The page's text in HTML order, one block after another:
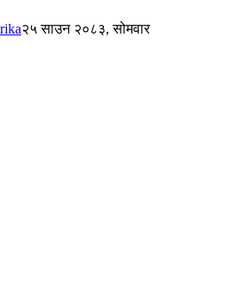
२५ साउन २०८३, सोमवार